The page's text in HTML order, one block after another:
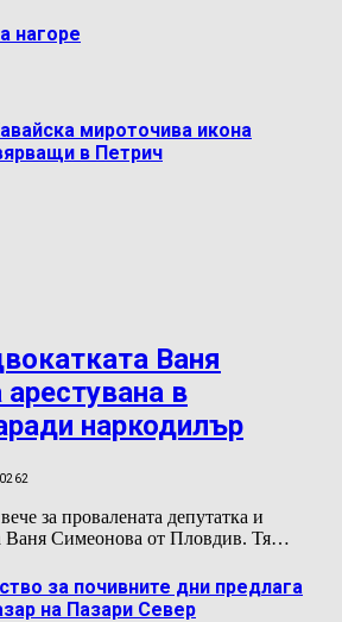
нагоре
мироточива икона
в Петрич
Ваня
в
наркодилър
2
за провалената депутатка и
Ваня Симеонова от Пловдив. Тя…
за почивните дни предлага
на Пазари Север